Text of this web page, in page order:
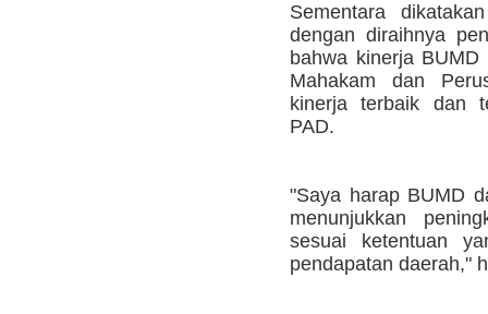
Sementara
dengan diraihnya
bahwa kinerja
Mahakam dan
kinerja terbaik dan
PAD.
"Saya harap BUMD
menunjukkan
sesuai ketentuan
pendapatan daerah,"